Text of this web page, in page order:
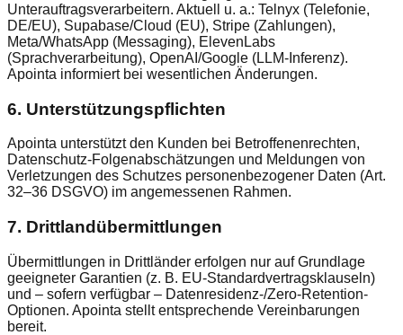
Unterauftragsverarbeitern. Aktuell u. a.: Telnyx (Telefonie,
DE/EU), Supabase/Cloud (EU), Stripe (Zahlungen),
Meta/WhatsApp (Messaging), ElevenLabs
(Sprachverarbeitung), OpenAI/Google (LLM-Inferenz).
Apointa informiert bei wesentlichen Änderungen.
6. Unterstützungspflichten
Apointa unterstützt den Kunden bei Betroffenenrechten,
Datenschutz-Folgenabschätzungen und Meldungen von
Verletzungen des Schutzes personenbezogener Daten (Art.
32–36 DSGVO) im angemessenen Rahmen.
7. Drittlandübermittlungen
Übermittlungen in Drittländer erfolgen nur auf Grundlage
geeigneter Garantien (z. B. EU-Standardvertragsklauseln)
und – sofern verfügbar – Datenresidenz-/Zero-Retention-
Optionen. Apointa stellt entsprechende Vereinbarungen
bereit.